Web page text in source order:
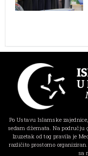
Po Ustavu Islamske
sedam džemata. Na području
Izuzetak od tog pravila je
različito prostorno
sa